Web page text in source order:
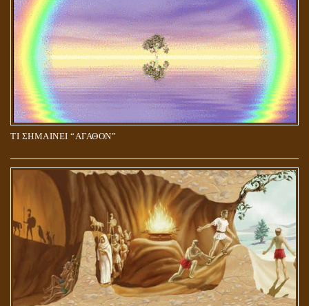
ΤΙ ΣΗΜΑΙΝΕΙ “ΑΓΑΘΟΝ”